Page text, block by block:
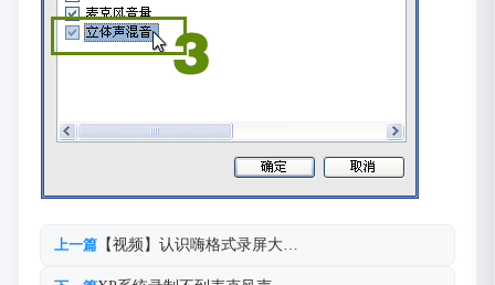
上一篇【视频】认识嗨格式录屏大…